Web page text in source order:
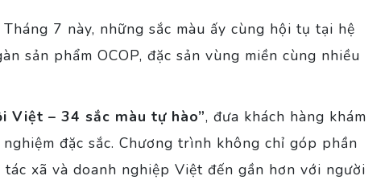
7 này, những sắc màu ấy cùng hội tụ tại hệ
sản phẩm OCOP, đặc sản vùng miền cùng nhiều
Việt – 34 sắc màu tự hào”, đưa khách hàng khám
đặc sắc. Chương trình không chỉ góp phần
xã và doanh nghiệp Việt đến gần hơn với người